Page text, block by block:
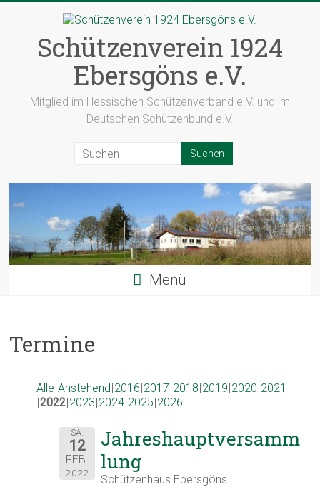
springenSchützenverein 1924
Ebersgöns e.V.
Mitglied im Hessischen Schützenverband e.V. und im
Deutschen Schützenbund e.V.
Menü
Termine
Alle Anstehend 2016 2017 2018 2019 2020 2021
2022 2023 2024 2025 2026
SA.
12
FEB.
2022
Jahreshauptversamm
lung
Schützenhaus Ebersgöns